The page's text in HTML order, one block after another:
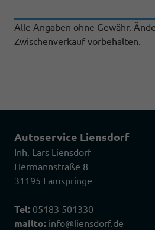
Alle Angaben ohne Gewähr.
Zwischenverkauf vorbehalten.
Autoservice Liensdorf
Inh. Lars Liensdorf
Hermannstraße 8
31195 Lamspringe
Tel: 05183 501330
mailto: info@liensdorf.de